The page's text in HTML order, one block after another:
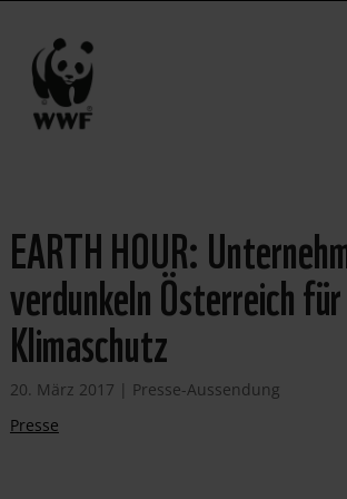
EARTH HOUR:
verdunkeln Österreich
Klimaschutz
20. März 2017 | Presse-Aussendung
Presse